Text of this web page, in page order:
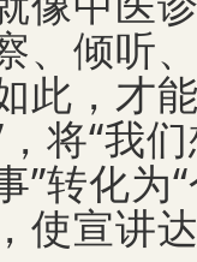
、倾听
此，才
将“我
”转化为
使宣讲